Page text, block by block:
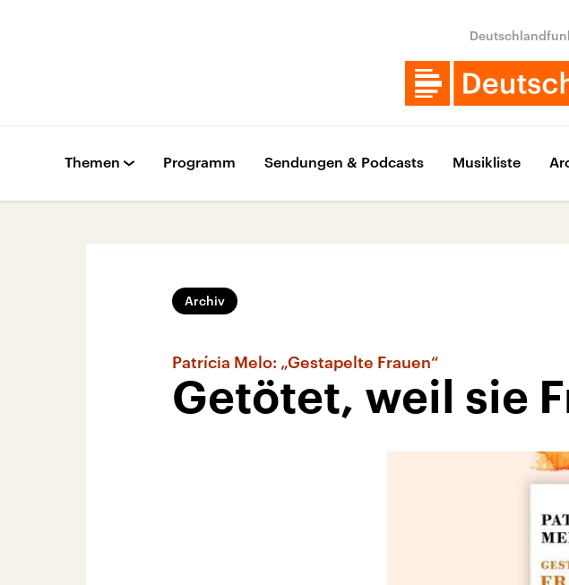
Themen Programm Sendungen & Podcasts Musikliste
Archiv
Patrícia Melo: „Gestapelte Frauen“
Getötet, weil sie